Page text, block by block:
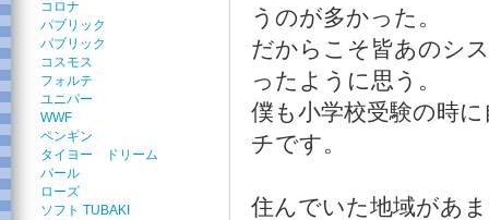
コロナ
パブリック
パブリック
コスモス
フォルテ
ユニパー
WWF
ペンギン
タイヨー ドリーム
パール
ローズ
ソフト TUBAKI
うのが多かった。
だからこそ皆あのシ
ったように思う。
僕も小学校受験の時
チです。
住んでいた地域があ